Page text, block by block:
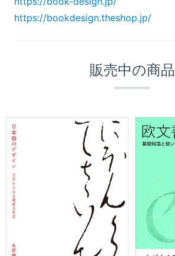
https://bookdesign.theshop.jp/
販売中の商品